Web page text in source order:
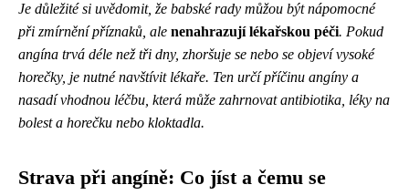
Je důležité si uvědomit, že babské rady můžou být nápomocné
při zmírnění příznaků, ale nenahrazují lékařskou péči. Pokud
angína trvá déle než tři dny, zhoršuje se nebo se objeví vysoké
horečky, je nutné navštívit lékaře. Ten určí příčinu angíny a
nasadí vhodnou léčbu, která může zahrnovat antibiotika, léky na
bolest a horečku nebo kloktadla.
Strava při angíně: Co jíst a čemu se